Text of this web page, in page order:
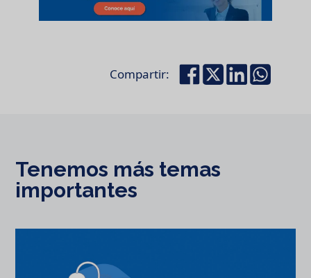
Compartir:
Tenemos más temas
importantes